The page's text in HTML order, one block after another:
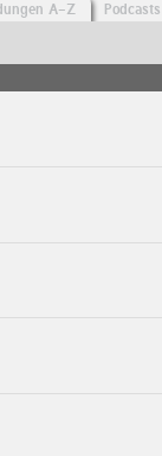
A-Z Podcasts